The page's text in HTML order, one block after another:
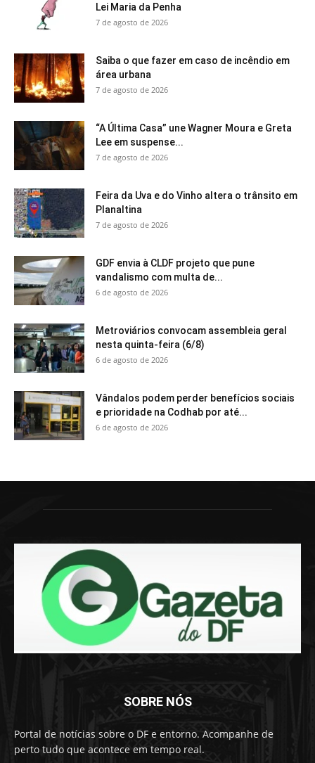
Lei Maria da Penha
7 de agosto de 2026
Saiba o que fazer em caso de incêndio em
área urbana
7 de agosto de 2026
“A Última Casa” une Wagner Moura e Greta
Lee em suspense...
7 de agosto de 2026
Feira da Uva e do Vinho altera o trânsito em
Planaltina
7 de agosto de 2026
GDF envia à CLDF projeto que pune
vandalismo com multa de...
6 de agosto de 2026
Metroviários convocam assembleia geral
nesta quinta-feira (6/8)
6 de agosto de 2026
Vândalos podem perder benefícios sociais
e prioridade na Codhab por até...
6 de agosto de 2026
SOBRE NÓS
Portal de notícias sobre o DF e entorno. Acompanhe de
perto tudo que acontece em tempo real.